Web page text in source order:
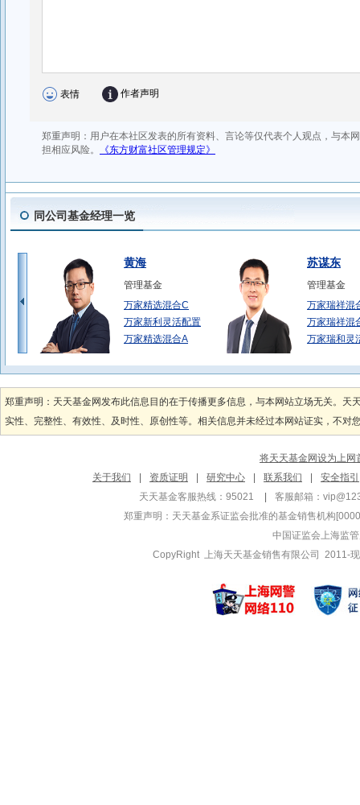
同公司基金经理一览
黄海
管理基金
万家精选混合C
万家新利灵活配置
万家精选混合A
苏谋东
管理基金
万家瑞祥混
万家瑞祥混
万家瑞和灵
章恒
管理基金
万家颐远均衡一年
万家颐远均衡一年
莫海波
管理基金
万家臻选混
万家价值优
管理基金
万家鑫瑞纯债E
管理基金
万家沪深
万家沪深
管理基金
万家货币E
郑重声明：天天基金网发布此信息目的在于传播更多信息，与本网站立场无关。
实性、完整性、有效性、及时性、原创性等。相关信息并未经过本网站证实，不
将天天基金网设为上网
关于我们
资质证明 研究中心 联系我们
安全指引
天天基金客服热线：95021
客服邮箱：
郑重声明： 天天基金系证监会批准的基金销售机构
中国证监会上海监
CopyRight 上海天天基金销售有限公司 2011-